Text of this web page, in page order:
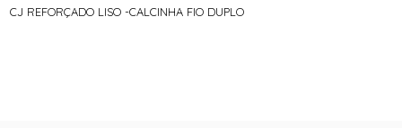
CJ REFORÇADO LISO -CALCINHA FIO DUPLO